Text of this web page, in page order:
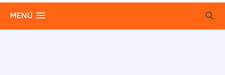
MENÚ